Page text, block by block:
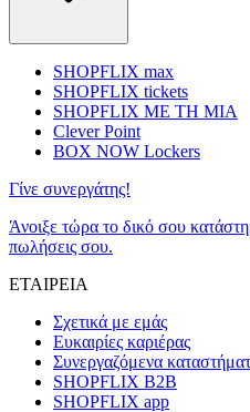
SHOPFLIX max
SHOPFLIX tickets
SHOPFLIX ΜΕ ΤΗ ΜΙΑ
Clever Point
BOX NOW Lockers
Γίνε συνεργάτης!
Άνοιξε τώρα το δικό σου
πωλήσεις σου.
ΕΤΑΙΡΕΙΑ
Σχετικά με εμάς
Ευκαιρίες καριέρας
Συνεργαζόμενα
SHOPFLIX B2B
SHOPFLIX app